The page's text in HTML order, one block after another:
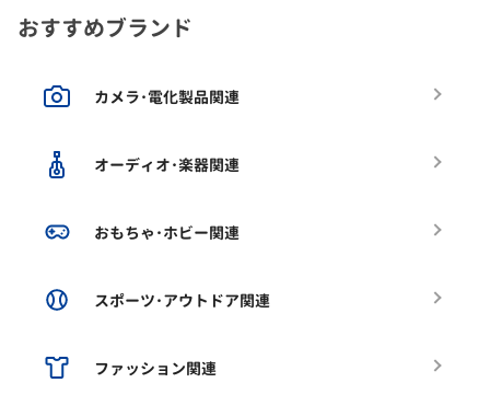
おすすめブランド
カメラ･電化製品関連
オーディオ･楽器関連
おもちゃ･ホビー関連
スポーツ･アウトドア関連
ファッション関連